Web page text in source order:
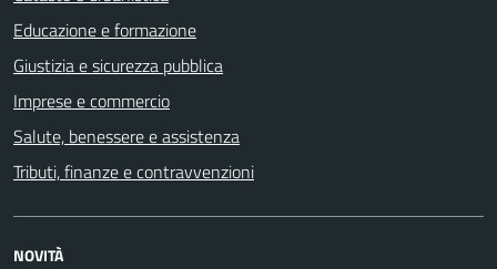
Educazione e formazione
Giustizia e sicurezza pubblica
Imprese e commercio
Salute, benessere e assistenza
Tributi, finanze e contravvenzioni
NOVITÀ